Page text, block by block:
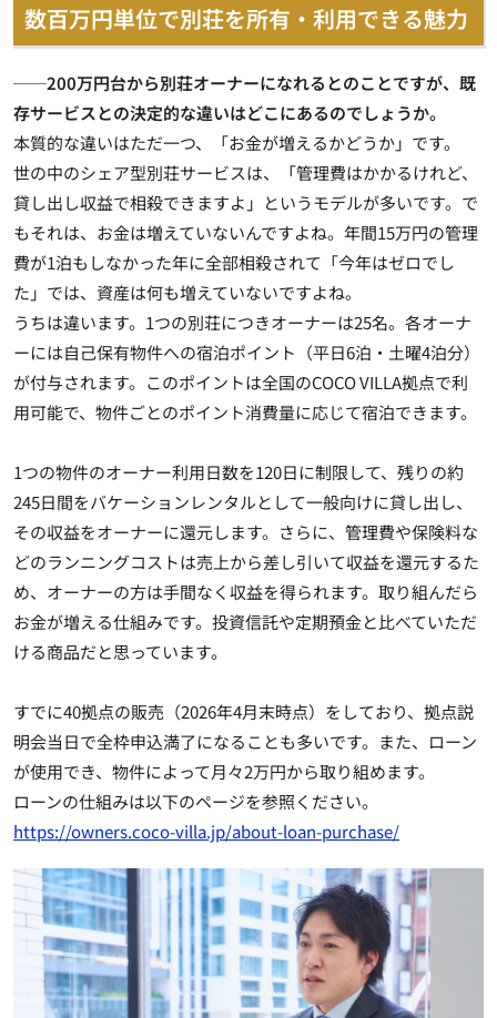
数百万円単位で別荘を所有・利用できる魅力
──200万円台から別荘オーナーになれるとのことですが、既
存サービスとの決定的な違いはどこにあるのでしょうか。
本質的な違いはただ一つ、「お金が増えるかどうか」です。
世の中のシェア型別荘サービスは、「管理費はかかるけれど、
貸し出し収益で相殺できますよ」というモデルが多いです。で
もそれは、お金は増えていないんですよね。年間15万円の管理
費が1泊もしなかった年に全部相殺されて「今年はゼロでし
た」では、資産は何も増えていないですよね。
うちは違います。1つの別荘につきオーナーは25名。各オーナ
ーには自己保有物件への宿泊ポイント（平日6泊・土曜4泊分）
が付与されます。このポイントは全国のCOCO VILLA拠点で利
用可能で、物件ごとのポイント消費量に応じて宿泊できます。
1つの物件のオーナー利用日数を120日に制限して、残りの約
245日間をバケーションレンタルとして一般向けに貸し出し、
その収益をオーナーに還元します。さらに、管理費や保険料な
どのランニングコストは売上から差し引いて収益を還元するた
め、オーナーの方は手間なく収益を得られます。取り組んだら
お金が増える仕組みです。投資信託や定期預金と比べていただ
ける商品だと思っています。
すでに40拠点の販売（2026年4月末時点）をしており、拠点説
明会当日で全枠申込満了になることも多いです。また、ローン
が使用でき、物件によって月々2万円から取り組めます。
ローンの仕組みは以下のページを参照ください。
https://owners.coco-villa.jp/about-loan-purchase/